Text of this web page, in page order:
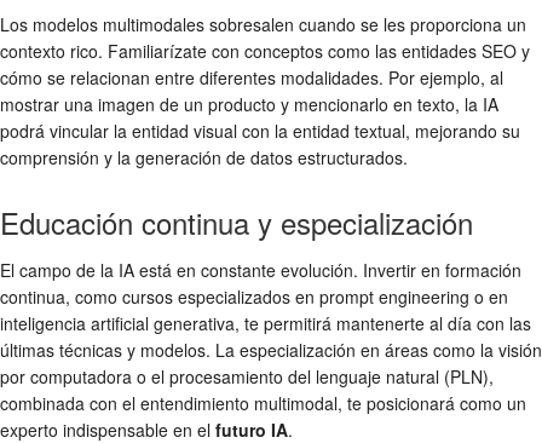
Los modelos multimodales sobresalen cuando se les proporciona un
contexto rico. Familiarízate con conceptos como las entidades SEO y
cómo se relacionan entre diferentes modalidades. Por ejemplo, al
mostrar una imagen de un producto y mencionarlo en texto, la IA
podrá vincular la entidad visual con la entidad textual, mejorando su
comprensión y la generación de datos estructurados.
Educación continua y especialización
El campo de la IA está en constante evolución. Invertir en formación
continua, como cursos especializados en prompt engineering o en
inteligencia artificial generativa, te permitirá mantenerte al día con las
últimas técnicas y modelos. La especialización en áreas como la visión
por computadora o el procesamiento del lenguaje natural (PLN),
combinada con el entendimiento multimodal, te posicionará como un
experto indispensable en el futuro IA.